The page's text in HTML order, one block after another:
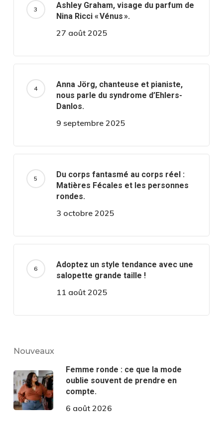
Ashley Graham, visage du parfum de
Nina Ricci « Vénus ».
27 août 2025
Anna Jörg, chanteuse et pianiste,
nous parle du syndrome d’Ehlers-
Danlos.
9 septembre 2025
Du corps fantasmé au corps réel :
Matières Fécales et les personnes
rondes.
3 octobre 2025
Adoptez un style tendance avec une
salopette grande taille !
11 août 2025
Nouveaux
Femme ronde : ce que la mode
oublie souvent de prendre en
compte.
6 août 2026